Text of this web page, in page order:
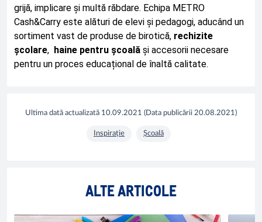
grijă, implicare și multă răbdare. Echipa METRO
Cash&Carry este alături de elevi și pedagogi, aducând un
sortiment vast de produse de birotică, rechizite
școlare, haine pentru școală și accesorii necesare
pentru un proces educațional de înaltă calitate.
Ultima dată actualizată 10.09.2021 (Data publicării 20.08.2021)
Inspirație Școală
ALTE ARTICOLE